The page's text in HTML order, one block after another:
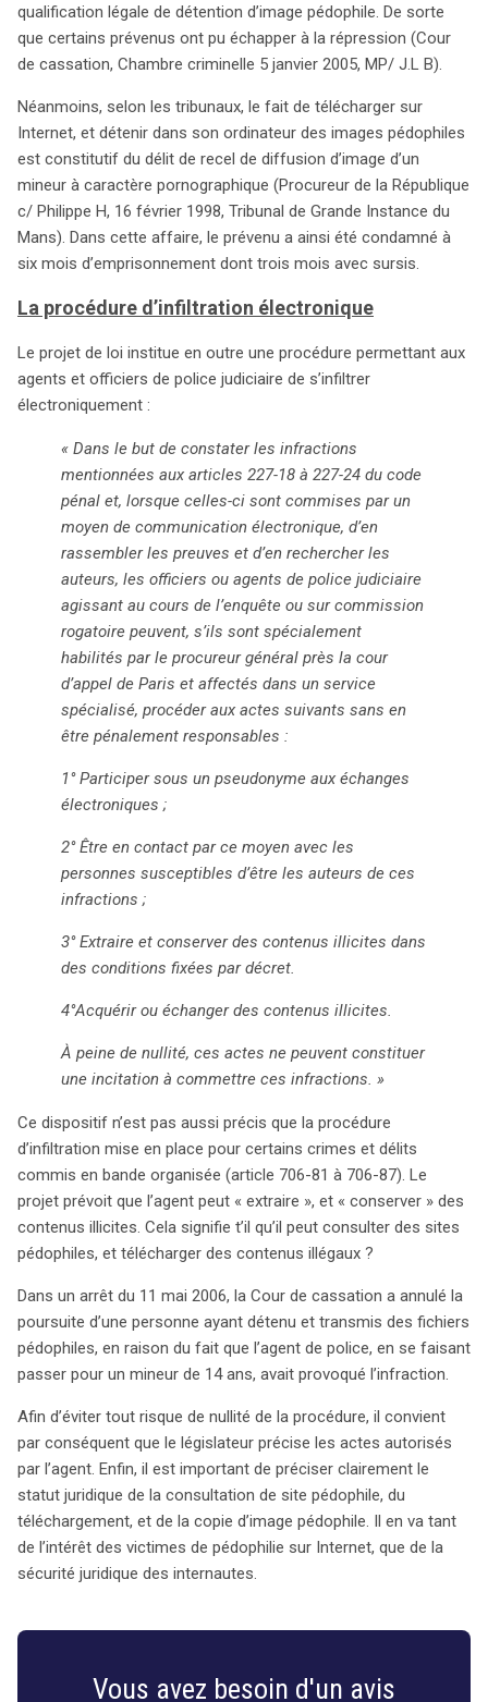
qualification légale de détention d’image pédophile. De sorte
que certains prévenus ont pu échapper à la répression (Cour
de cassation, Chambre criminelle 5 janvier 2005, MP/ J.L B).
Néanmoins, selon les tribunaux, le fait de télécharger sur
Internet, et détenir dans son ordinateur des images pédophiles
est constitutif du délit de recel de diffusion d’image d’un
mineur à caractère pornographique (Procureur de la République
c/ Philippe H, 16 février 1998, Tribunal de Grande Instance du
Mans). Dans cette affaire, le prévenu a ainsi été condamné à
six mois d’emprisonnement dont trois mois avec sursis.
La procédure d’infiltration électronique
Le projet de loi institue en outre une procédure permettant aux
agents et officiers de police judiciaire de s’infiltrer
électroniquement :
« Dans le but de constater les infractions
mentionnées aux articles 227-18 à 227-24 du code
pénal et, lorsque celles-ci sont commises par un
moyen de communication électronique, d’en
rassembler les preuves et d’en rechercher les
auteurs, les officiers ou agents de police judiciaire
agissant au cours de l’enquête ou sur commission
rogatoire peuvent, s’ils sont spécialement
habilités par le procureur général près la cour
d’appel de Paris et affectés dans un service
spécialisé, procéder aux actes suivants sans en
être pénalement responsables :
1° Participer sous un pseudonyme aux échanges
électroniques ;
2° Être en contact par ce moyen avec les
personnes susceptibles d’être les auteurs de ces
infractions ;
3° Extraire et conserver des contenus illicites dans
des conditions fixées par décret.
4°Acquérir ou échanger des contenus illicites.
À peine de nullité, ces actes ne peuvent constituer
une incitation à commettre ces infractions. »
Ce dispositif n’est pas aussi précis que la procédure
d’infiltration mise en place pour certains crimes et délits
commis en bande organisée (article 706-81 à 706-87). Le
projet prévoit que l’agent peut « extraire », et « conserver » des
contenus illicites. Cela signifie t’il qu’il peut consulter des sites
pédophiles, et télécharger des contenus illégaux ?
Dans un arrêt du 11 mai 2006, la Cour de cassation a annulé la
poursuite d’une personne ayant détenu et transmis des fichiers
pédophiles, en raison du fait que l’agent de police, en se faisant
passer pour un mineur de 14 ans, avait provoqué l’infraction.
Afin d’éviter tout risque de nullité de la procédure, il convient
par conséquent que le législateur précise les actes autorisés
par l’agent. Enfin, il est important de préciser clairement le
statut juridique de la consultation de site pédophile, du
téléchargement, et de la copie d’image pédophile. Il en va tant
de l’intérêt des victimes de pédophilie sur Internet, que de la
sécurité juridique des internautes.
Vous avez besoin d'un avis
search